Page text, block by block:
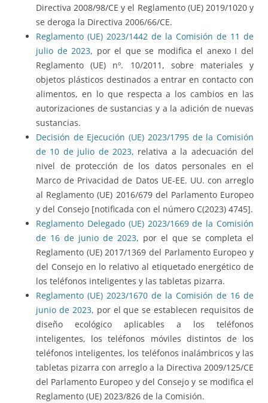
Directiva 2008/98/CE y el Reglamento (UE) 2019/1020 y
se deroga la Directiva 2006/66/CE.
Reglamento (UE) 2023/1442 de la Comisión de 11 de
julio de 2023, por el que se modifica el anexo I del
Reglamento (UE) nº. 10/2011, sobre materiales y
objetos plásticos destinados a entrar en contacto con
alimentos, en lo que respecta a los cambios en las
autorizaciones de sustancias y a la adición de nuevas
sustancias.
Decisión de Ejecución (UE) 2023/1795 de la Comisión
de 10 de julio de 2023, relativa a la adecuación del
nivel de protección de los datos personales en el
Marco de Privacidad de Datos UE-EE. UU. con arreglo
al Reglamento (UE) 2016/679 del Parlamento Europeo
y del Consejo [notificada con el número C(2023) 4745].
Reglamento Delegado (UE) 2023/1669 de la Comisión
de 16 de junio de 2023, por el que se completa el
Reglamento (UE) 2017/1369 del Parlamento Europeo y
del Consejo en lo relativo al etiquetado energético de
los teléfonos inteligentes y las tabletas pizarra.
Reglamento (UE) 2023/1670 de la Comisión de 16 de
junio de 2023, por el que se establecen requisitos de
diseño ecológico aplicables a los teléfonos
inteligentes, los teléfonos móviles distintos de los
teléfonos inteligentes, los teléfonos inalámbricos y las
tabletas pizarra con arreglo a la Directiva 2009/125/CE
del Parlamento Europeo y del Consejo y se modifica el
Reglamento (UE) 2023/826 de la Comisión.